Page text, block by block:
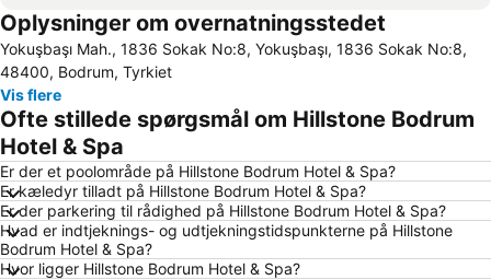
Port Bodrum Yalikavak
Guvenrcinlik
Lambi Beach
Marina Kos
Kos Airport
Bodrum Castle
Traditional Settlement of Pothia
Ortakent Public Beach
Massouri
Mavisehir
Yalikoy
Antimachia Castle
Kardamena
Kantouni
Oplysninger om overnatningsstedet
Yokuşbaşı Mah., 1836 Sokak No:8, Yokuşbaşı, 1836 Sokak No:8,
48400, Bodrum, Tyrkiet
Vis flere
Ofte stillede spørgsmål om Hillstone Bodrum
Hotel & Spa
Er der et poolområde på Hillstone Bodrum Hotel & Spa?
Er kæledyr tilladt på Hillstone Bodrum Hotel & Spa?
Er der parkering til rådighed på Hillstone Bodrum Hotel & Spa?
Hvad er indtjeknings- og udtjekningstidspunkterne på Hillstone
Bodrum Hotel & Spa?
Hvor ligger Hillstone Bodrum Hotel & Spa?